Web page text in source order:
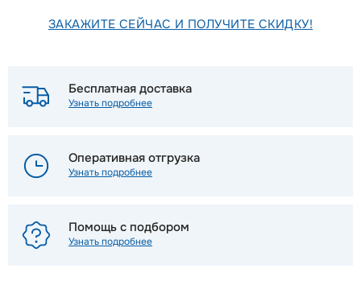
ЗАКАЖИТЕ СЕЙЧАС И ПОЛУЧИТЕ СКИДКУ!
Бесплатная доставка
Узнать подробнее
Оперативная отгрузка
Узнать подробнее
Помощь с подбором
Узнать подробнее